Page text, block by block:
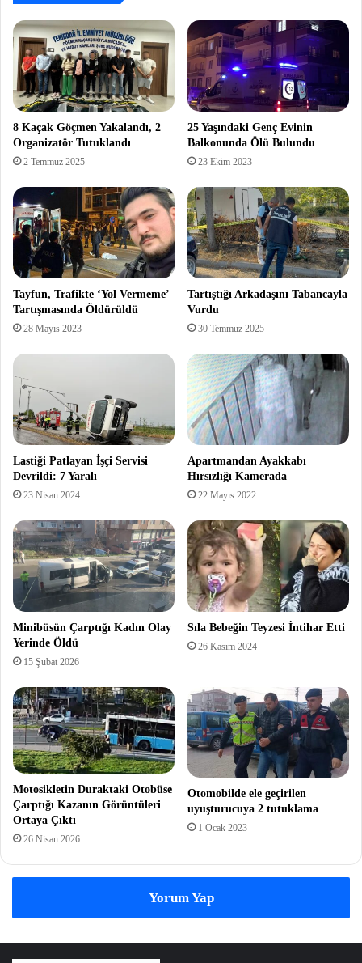
8 Kaçak Göçmen Yakalandı, 2
Organizatör Tutuklandı
2 Temmuz 2025
25 Yaşındaki Genç Evinin
Balkonunda Ölü Bulundu
23 Ekim 2023
Tayfun, Trafikte ‘Yol Vermeme’
Tartışmasında Öldürüldü
28 Mayıs 2023
Tartıştığı Arkadaşını Tabancayla
Vurdu
30 Temmuz 2025
Lastiği Patlayan İşçi Servisi
Devrildi: 7 Yaralı
23 Nisan 2024
Apartmandan Ayakkabı
Hırsızlığı Kamerada
22 Mayıs 2022
Minibüsün Çarptığı Kadın Olay
Yerinde Öldü
15 Şubat 2026
Sıla Bebeğin Teyzesi İntihar Etti
26 Kasım 2024
Motosikletin Duraktaki Otobüse
Çarptığı Kazanın Görüntüleri
Ortaya Çıktı
26 Nisan 2026
Otomobilde ele geçirilen
uyuşturucuya 2 tutuklama
1 Ocak 2023
Yorum Yap